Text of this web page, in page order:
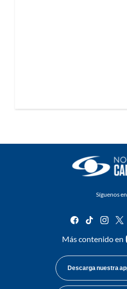
Síguenos
facebook
tiktok
Más contenido en
Descarga nuestra